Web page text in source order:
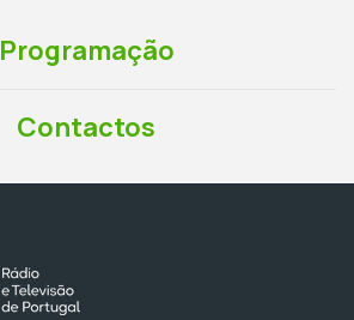
Programação
Contactos